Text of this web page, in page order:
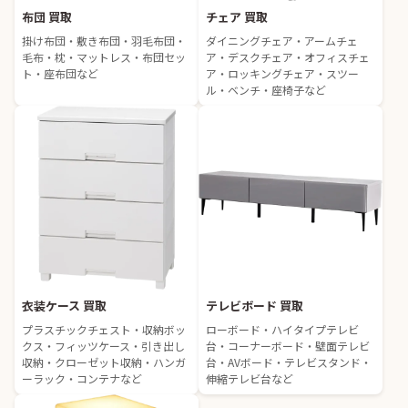
布団 買取
掛け布団・敷き布団・羽毛布団・
毛布・枕・マットレス・布団セッ
ト・座布団など
チェア 買取
ダイニングチェア・アームチェ
ア・デスクチェア・オフィスチェ
ア・ロッキングチェア・スツー
ル・ベンチ・座椅子など
衣装ケース 買取
プラスチックチェスト・収納ボッ
クス・フィッツケース・引き出し
収納・クローゼット収納・ハンガ
ーラック・コンテナなど
テレビボード 買取
ローボード・ハイタイプテレビ
台・コーナーボード・壁面テレビ
台・AVボード・テレビスタンド・
伸縮テレビ台など